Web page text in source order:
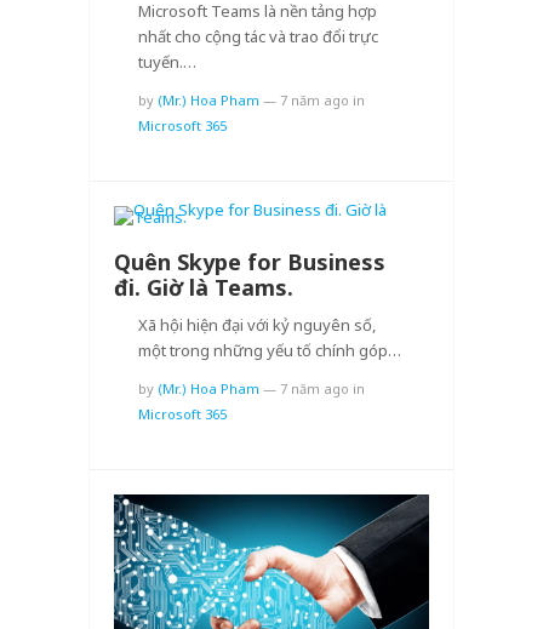
Microsoft Teams là nền tảng hợp
nhất cho cộng tác và trao đổi trực
tuyến.…
by (Mr.) Hoa Pham — 7 năm ago in
Microsoft 365
Quên Skype for Business
đi. Giờ là Teams.
Xã hội hiện đại với kỷ nguyên số,
một trong những yếu tố chính góp…
by (Mr.) Hoa Pham — 7 năm ago in
Microsoft 365